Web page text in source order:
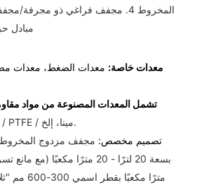
مبادل
معدات خاصة:
تشمل المعدات المصنوعة من مواد
بلاستيكية مقاومة للتآكل / PTFE / مينا، إلخ.
2. تصميم مخصص:
مترًا مكعبًا بقطر اسمي 300-600 مم "ثلاثة في واحد"